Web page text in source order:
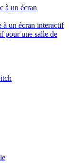
à un écran
à un écran interactif
pour une salle de